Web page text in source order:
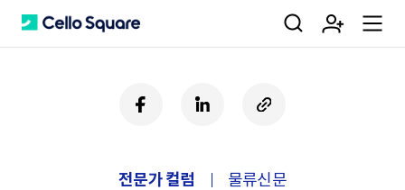
C 검 회 m
페
이
크
U
R
사
전문가 컬럼 물류신문